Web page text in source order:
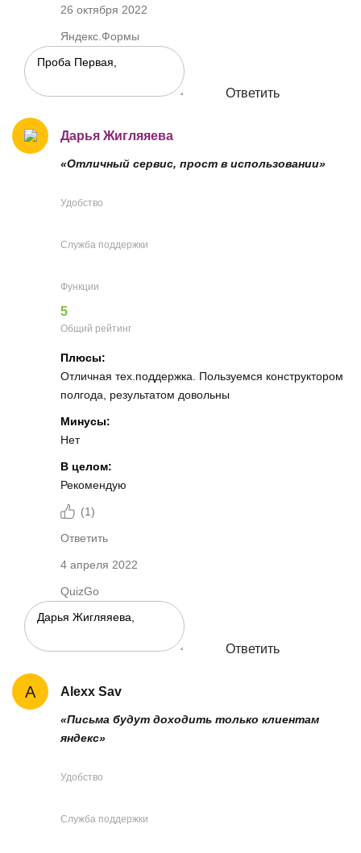
26 октября 2022
Яндекс.Формы
Ответить
Дарья Жигляяева
«Отличный сервис, прост в использовании»
Удобство
Служба поддержки
Функции
5
Общий рейтинг
Плюсы:
Отличная тех.поддержка. Пользуемся конструктором
полгода, результатом довольны
Минусы:
Нет
В целом:
Рекомендую
(1)
Ответить
4 апреля 2022
QuizGo
Ответить
A Alexx Sav
«Письма будут доходить только клиентам
яндекс»
Удобство
Служба поддержки